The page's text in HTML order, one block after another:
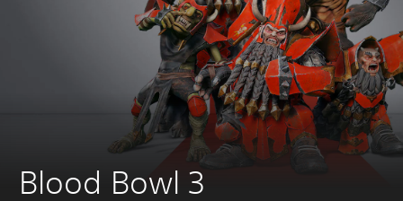
Blood Bowl 3